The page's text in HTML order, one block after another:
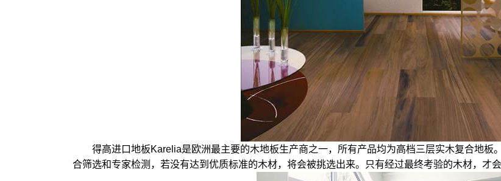
得高进口地板Karelia是欧洲最主要的木地板生产商之一，所有产品均为高档三层实木复合地板
合筛选和专家检测，若没有达到优质标准的木材，将会被挑选出来。只有经过最终考验的木材，才